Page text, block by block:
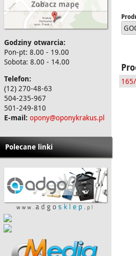
Godziny otwarcia:
Pon-pt: 8.00 - 19.00
Sobota: 8.00 - 14.00
Telefon:
(12) 270-48-63
504-235-967
501-249-810
E-mail: opony@oponykrakus.pl
Polecane linki